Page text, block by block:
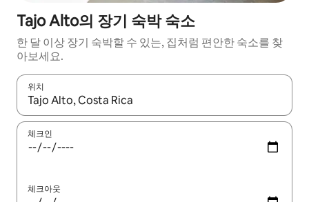
Tajo Alto의 장기 숙박 숙소
한 달 이상 장기 숙박할 수 있는, 집처럼 편안한 숙소를 찾
아보세요.
위치
결과가 나오면 위·아래 화살표 키를 사용하거나 터치 또는 스와이
체크인
체크아웃